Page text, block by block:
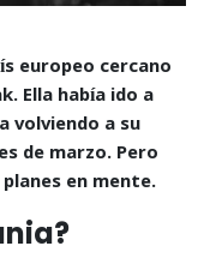
europeo cercano
Ella había ido a
volviendo a su
de marzo. Pero
en mente.